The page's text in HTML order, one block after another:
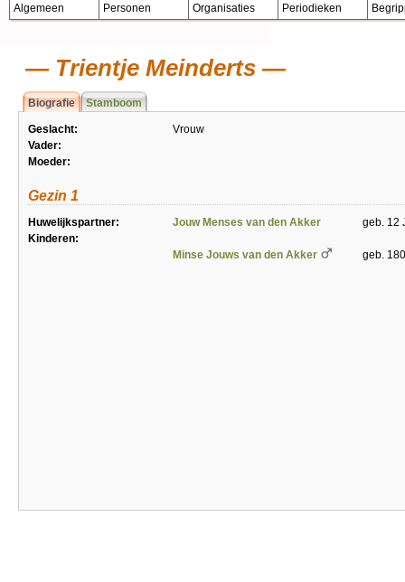
Algemeen Personen Organisaties Periodieken
Trientje Meinderts
Biografie Stamboom
Geslacht:
Vrouw
Vader:
Moeder:
Gezin 1
Huwelijkspartner: Jouw Menses van den Akker
geb. 12
Kinderen:
Minse Jouws van den Akker
geb.